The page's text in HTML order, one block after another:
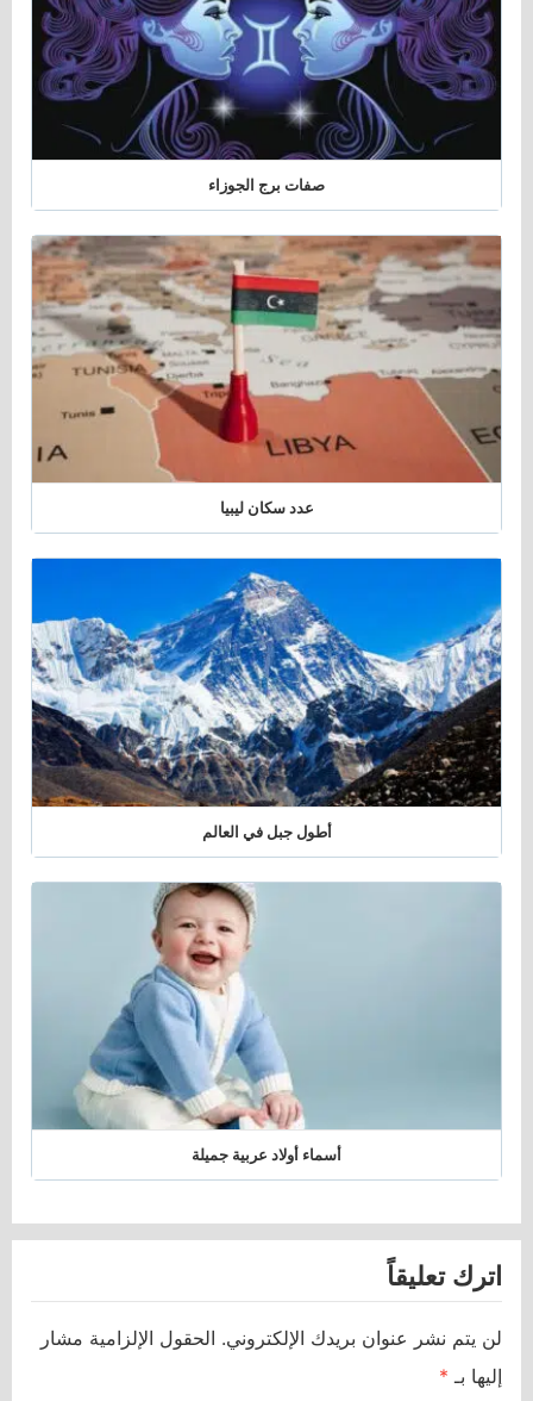
صفات برج الجوزاء
عدد سكان ليبيا
أطول جبل في العالم
أسماء أولاد عربية جميلة
اترك تعليقاً
لن يتم نشر عنوان بريدك الإلكتروني. الحقول الإلزامية مشار
إليها بـ *